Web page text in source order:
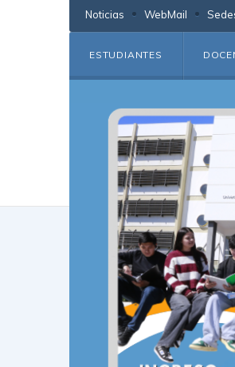
Noticias WebMail
ESTUDIANTES